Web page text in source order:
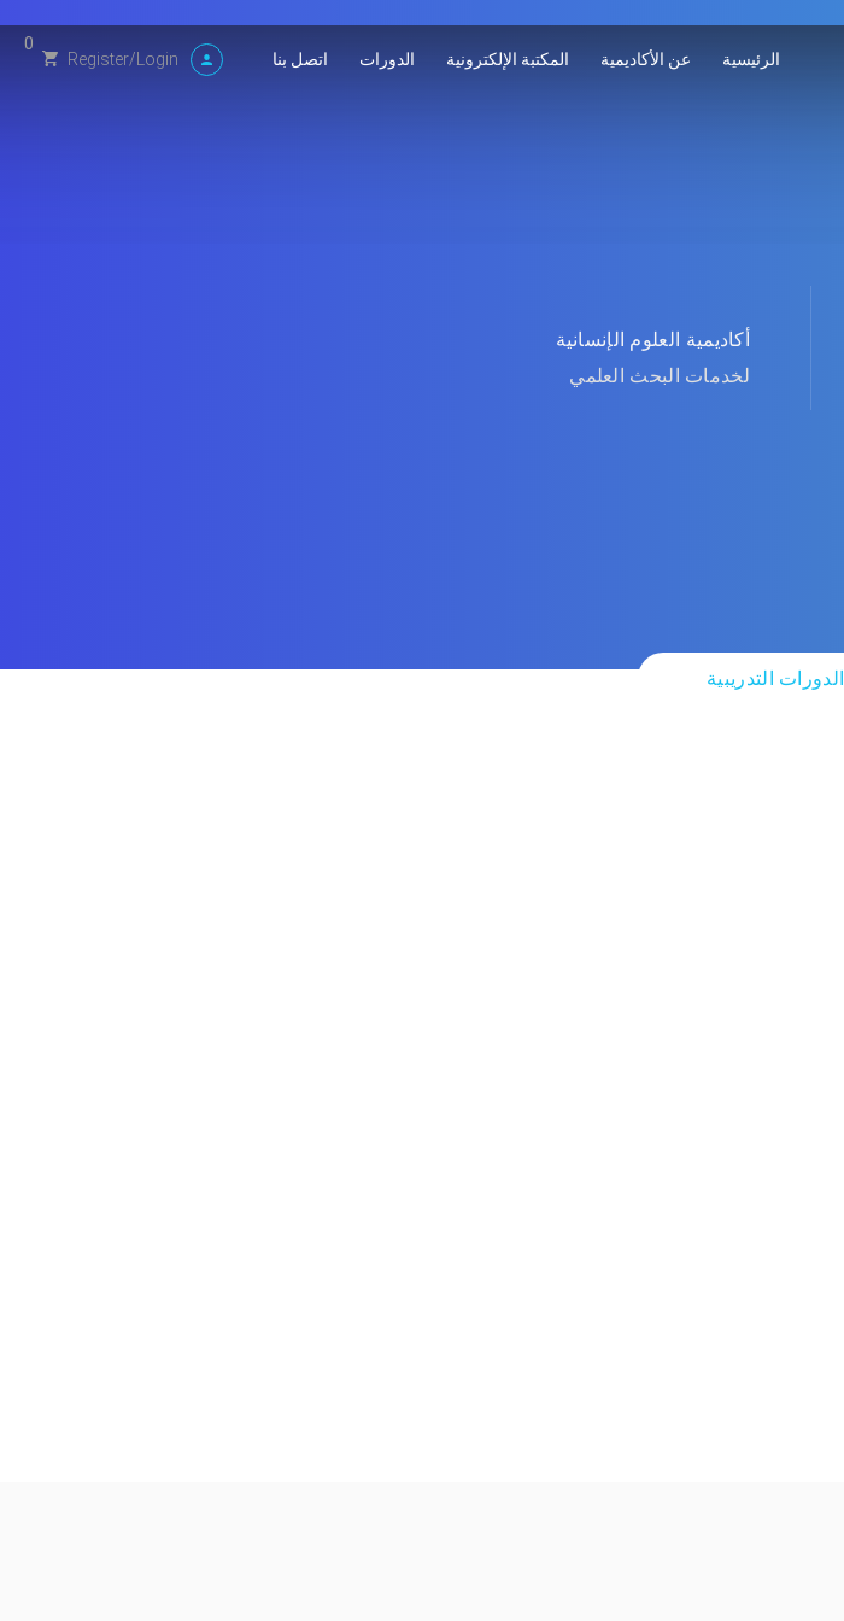
الرئيسية عن الأكاديمية المكتبة الإلكترونية الدورات اتصل بنا Register/Login
0
أكاديمية العلوم الإنسانية
لخدمات البحث العلمي
الدورات التدريبية